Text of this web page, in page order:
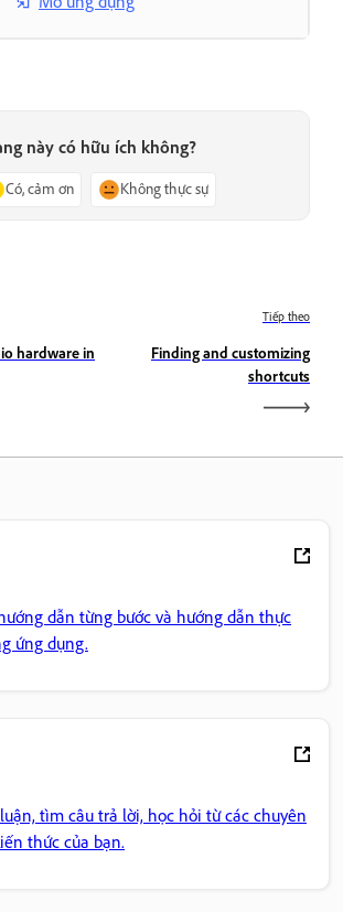
này có hữu ích không?
Có, cảm ơn Không thực sự
hardware in
Tiếp theo
Finding and customizing
shortcuts
dẫn từng bước và hướng dẫn thực
ứng dụng.
tìm câu trả lời, học hỏi từ các chuyên
thức của bạn.